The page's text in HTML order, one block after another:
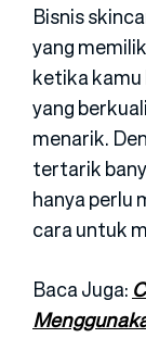
Bisnis
yang
ketika kamu
yang
menarik.
tertarik
hanya perlu
cara untuk
Baca Juga: